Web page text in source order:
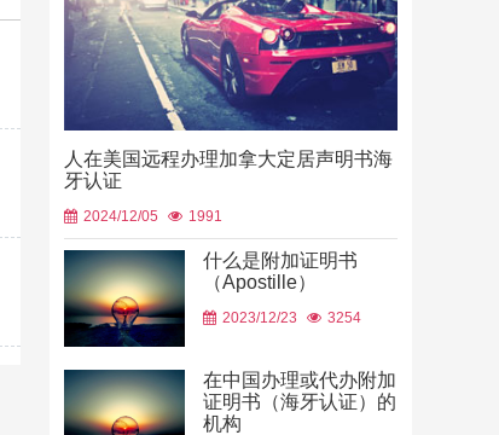
人在美国远程办理加拿大定居声明书海
牙认证
2024/12/05 1991
什么是附加证明书
（Apostille）
2023/12/23 3254
在中国办理或代办附加
证明书（海牙认证）的
机构